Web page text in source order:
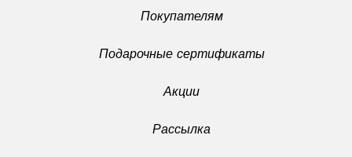
Покупателям
Подарочные сертификаты
Акции
Рассылка